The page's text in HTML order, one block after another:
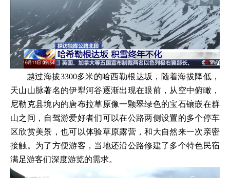
越过海拔3300多米的哈西勒根达坂，随着海拔降低，
天山山脉著名的伊犁河谷逐渐出现在眼前，从空中俯瞰，
尼勒克县境内的唐布拉草原像一颗翠绿色的宝石镶嵌在群
山之间，自驾游爱好者们可以在公路两侧设置的多个停车
区欣赏美景，也可以体验草原露营，和大自然来一次亲密
接触。为了方便游客，当地还沿公路修建了多个特色民宿
满足游客们深度游览的需求。